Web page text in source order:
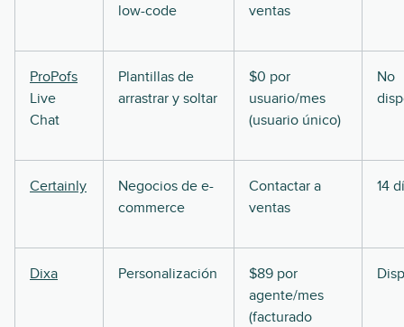
low-code
ventas
ProPofs
Live
Chat
Plantillas de
arrastrar y soltar
$0 por
usuario/mes
(usuario único)
No
Certainly
Negocios de e-
commerce
Contactar a
ventas
14
Dixa Personalización
$89 por
agente/mes
(facturado